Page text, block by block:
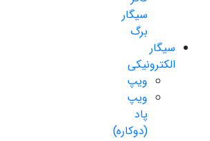
سیگار
برگ
سیگار
الکترونیکی
ویپ
ویپ
پاد
(دوکاره)